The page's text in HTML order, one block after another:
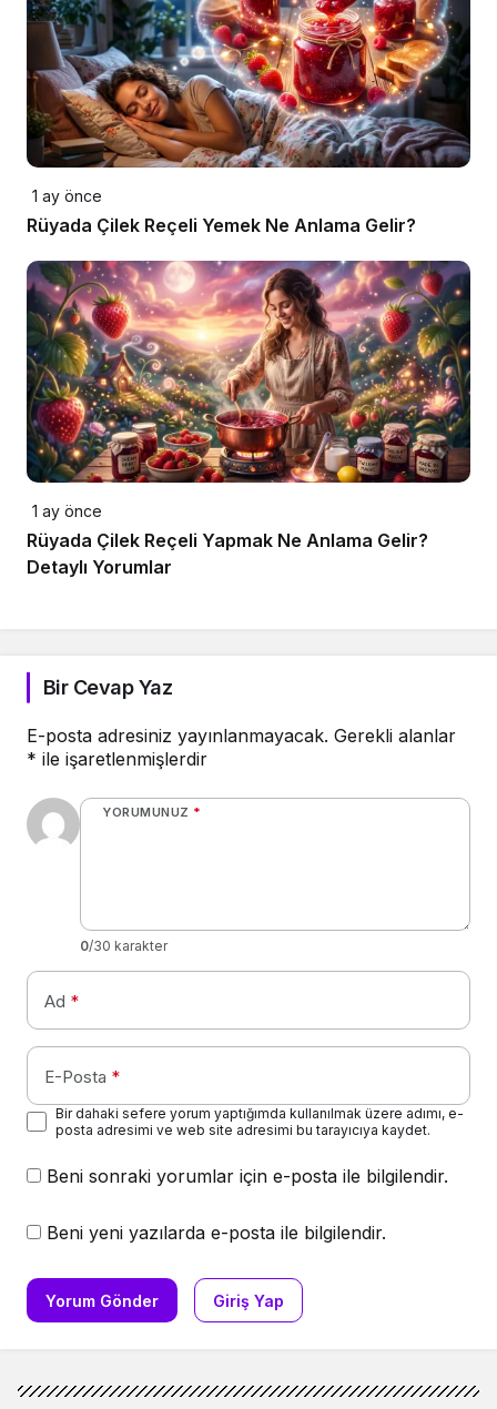
1 ay önce
Rüyada Çilek Reçeli Yemek Ne Anlama Gelir?
1 ay önce
Rüyada Çilek Reçeli Yapmak Ne Anlama Gelir?
Detaylı Yorumlar
Bir Cevap Yaz
E-posta adresiniz yayınlanmayacak. Gerekli alanlar
* ile işaretlenmişlerdir
YORUMUNUZ *
0/30 karakter
Ad *
E-Posta *
Bir dahaki sefere yorum yaptığımda kullanılmak üzere adımı, e-
posta adresimi ve web site adresimi bu tarayıcıya kaydet.
Beni sonraki yorumlar için e-posta ile bilgilendir.
Beni yeni yazılarda e-posta ile bilgilendir.
Yorum Gönder Giriş Yap